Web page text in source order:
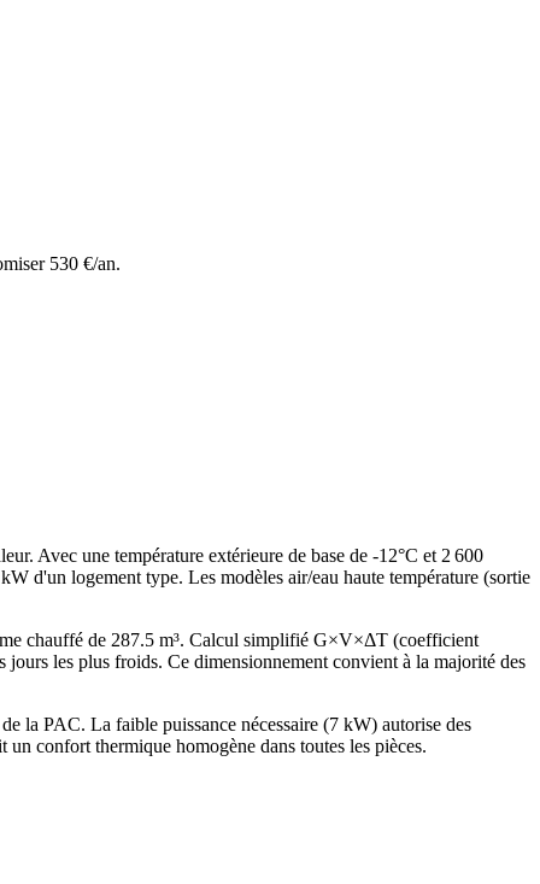
530 €/an.
Avec une température extérieure de base de -12°C et 2 600
d'un logement type. Les modèles air/eau haute température (sortie
chauffé de 287.5 m³. Calcul simplifié G×V×ΔT (coefficient
les plus froids. Ce dimensionnement convient à la majorité des
la PAC. La faible puissance nécessaire (7 kW) autorise des
confort thermique homogène dans toutes les pièces.